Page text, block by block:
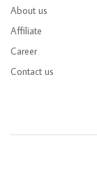
About us
Affiliate
Career
Contact us